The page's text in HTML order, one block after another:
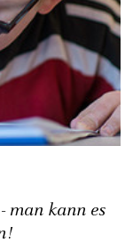
man kann es